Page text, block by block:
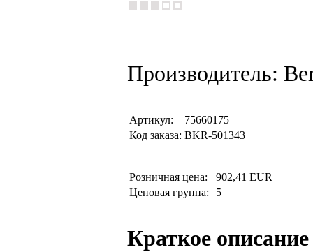
Производитель:
Артикул:
75660175
Код заказа: BKR-501343
Розничная цена:
902,41 EUR
Ценовая группа:
5
Краткое описание